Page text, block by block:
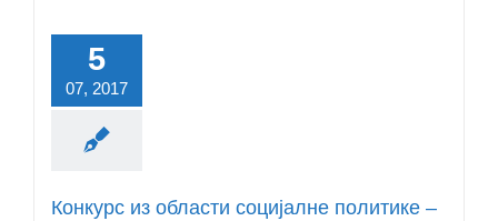
5
07, 2017
Конкурс из области социјалне политике –